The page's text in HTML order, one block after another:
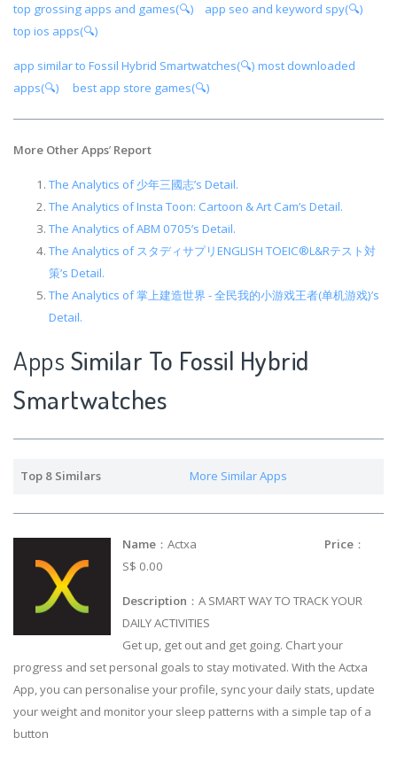
top grossing apps and games(🔍)
app seo and keyword spy(🔍)
top ios apps(🔍)
app similar to Fossil Hybrid Smartwatches(🔍) most downloaded
apps(🔍)
best app store games(🔍)
More Other Apps’ Report
The Analytics of 少年三國志’s Detail.
The Analytics of Insta Toon: Cartoon & Art Cam’s Detail.
The Analytics of ABM 0705’s Detail.
The Analytics of スタディサプリENGLISH TOEIC®L&Rテスト対
策’s Detail.
The Analytics of 掌上建造世界 - 全民我的小游戏王者(单机游戏)’s
Detail.
Apps Similar To Fossil Hybrid
Smartwatches
Top 8 Similars More Similar Apps
Name ：Actxa Price ：
S$ 0.00
Description ：A SMART WAY TO TRACK YOUR
DAILY ACTIVITIES
Get up, get out and get going. Chart your
progress and set personal goals to stay motivated. With the Actxa
App, you can personalise your profile, sync your daily stats, update
your weight and monitor your sleep patterns with a simple tap of a
button